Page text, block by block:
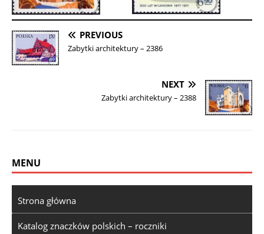
PREVIOUS
Zabytki architektury – 2386
NEXT
Zabytki architektury – 2388
MENU
Strona główna
Katalog znaczków polskich – roczniki